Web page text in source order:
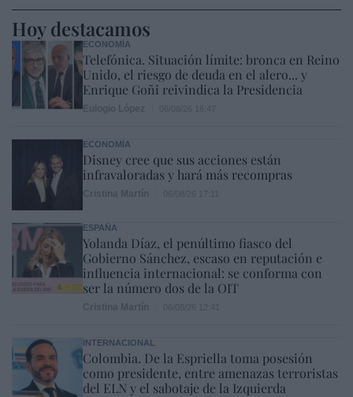
Hoy destacamos
ECONOMÍA
Telefónica. Situación límite: bronca en Reino
Unido, el riesgo de deuda en el alero... y
Enrique Goñi reivindica la Presidencia
ECONOMÍA
Disney cree que sus acciones están
infravaloradas y hará más recompras
ESPAÑA
Yolanda Díaz, el penúltimo fiasco del
Gobierno Sánchez, escaso en reputación e
influencia internacional: se conforma con
ser la número dos de la OIT
INTERNACIONAL
Colombia. De la Espriella toma posesión
como presidente, entre amenazas terroristas
del ELN y el sabotaje de la Izquierda